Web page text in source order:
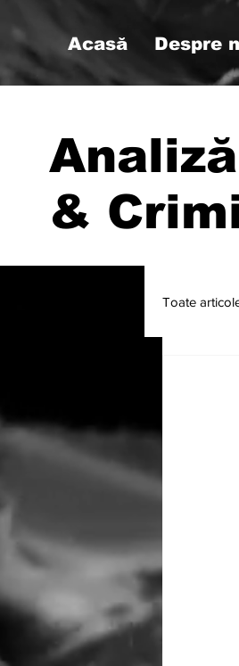
Acasă Despre
&
Toate